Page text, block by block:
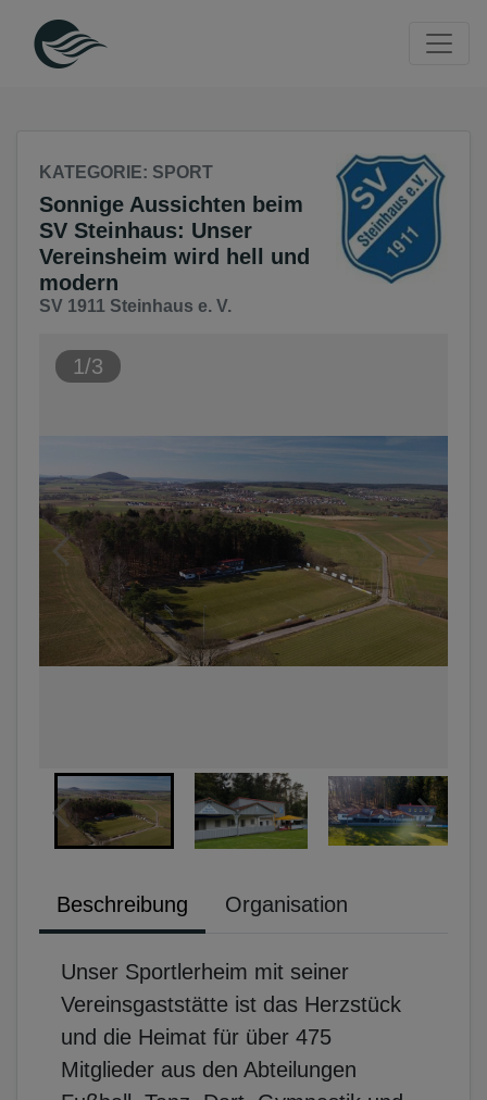
Seite
Klicken Sie, um die Navigation zu überspringen und zum
KATEGORIE: SPORT
Sonnige Aussichten beim
SV Steinhaus: Unser
Vereinsheim wird hell und
modern
SV 1911 Steinhaus e. V.
1/3
Beschreibung Organisation
Unser Sportlerheim mit seiner
Vereinsgaststätte ist das Herzstück
und die Heimat für über 475
Mitglieder aus den Abteilungen